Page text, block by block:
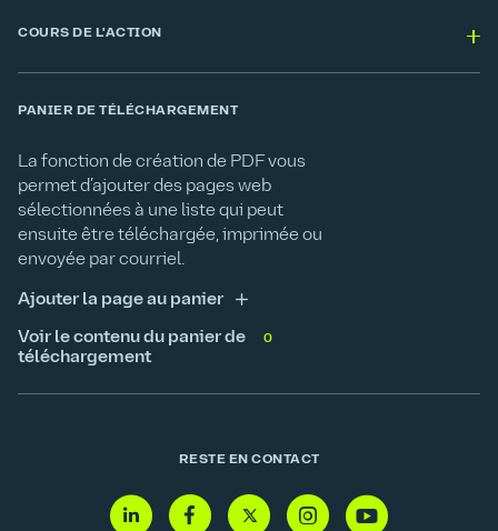
COURS DE L'ACTION
PANIER DE TÉLÉCHARGEMENT
La fonction de création de PDF vous
permet d’ajouter des pages web
sélectionnées à une liste qui peut
ensuite être téléchargée, imprimée ou
envoyée par courriel.
Ajouter la page au panier
Voir le contenu du panier de
téléchargement
0
RESTE EN CONTACT